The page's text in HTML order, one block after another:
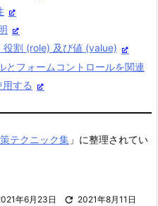
役割 (role) 及び値 (value)
とフォームコントロールを関連
する
テクニック集 」に整理されてい
年6月23日  2021年8月11日